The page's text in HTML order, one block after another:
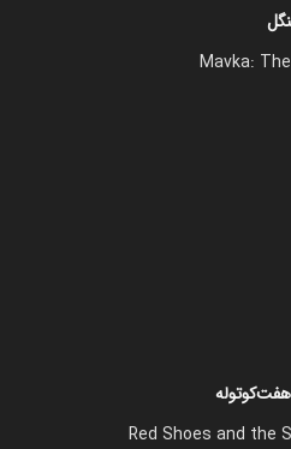
Mavka:
Red Shoes and the